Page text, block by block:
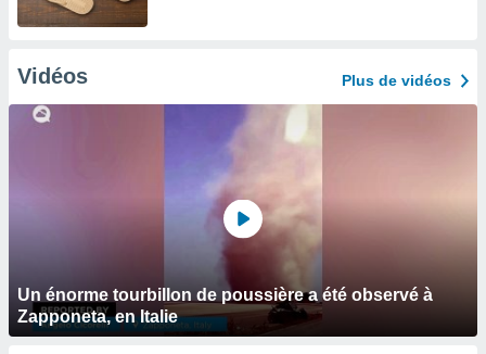
Vidéos Plus de vidéos
Un énorme tourbillon de poussière a été observé à
Zapponeta, en Italie